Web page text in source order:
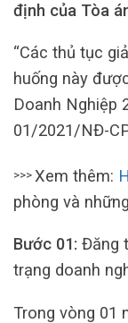
định của Tòa
“Các thủ tục
huống này
Doanh Nghiệp
01/2021/NĐ-
>>> Xem thêm:
phòng và
Bước 01: Đăng
trạng doanh
Trong vòng 01